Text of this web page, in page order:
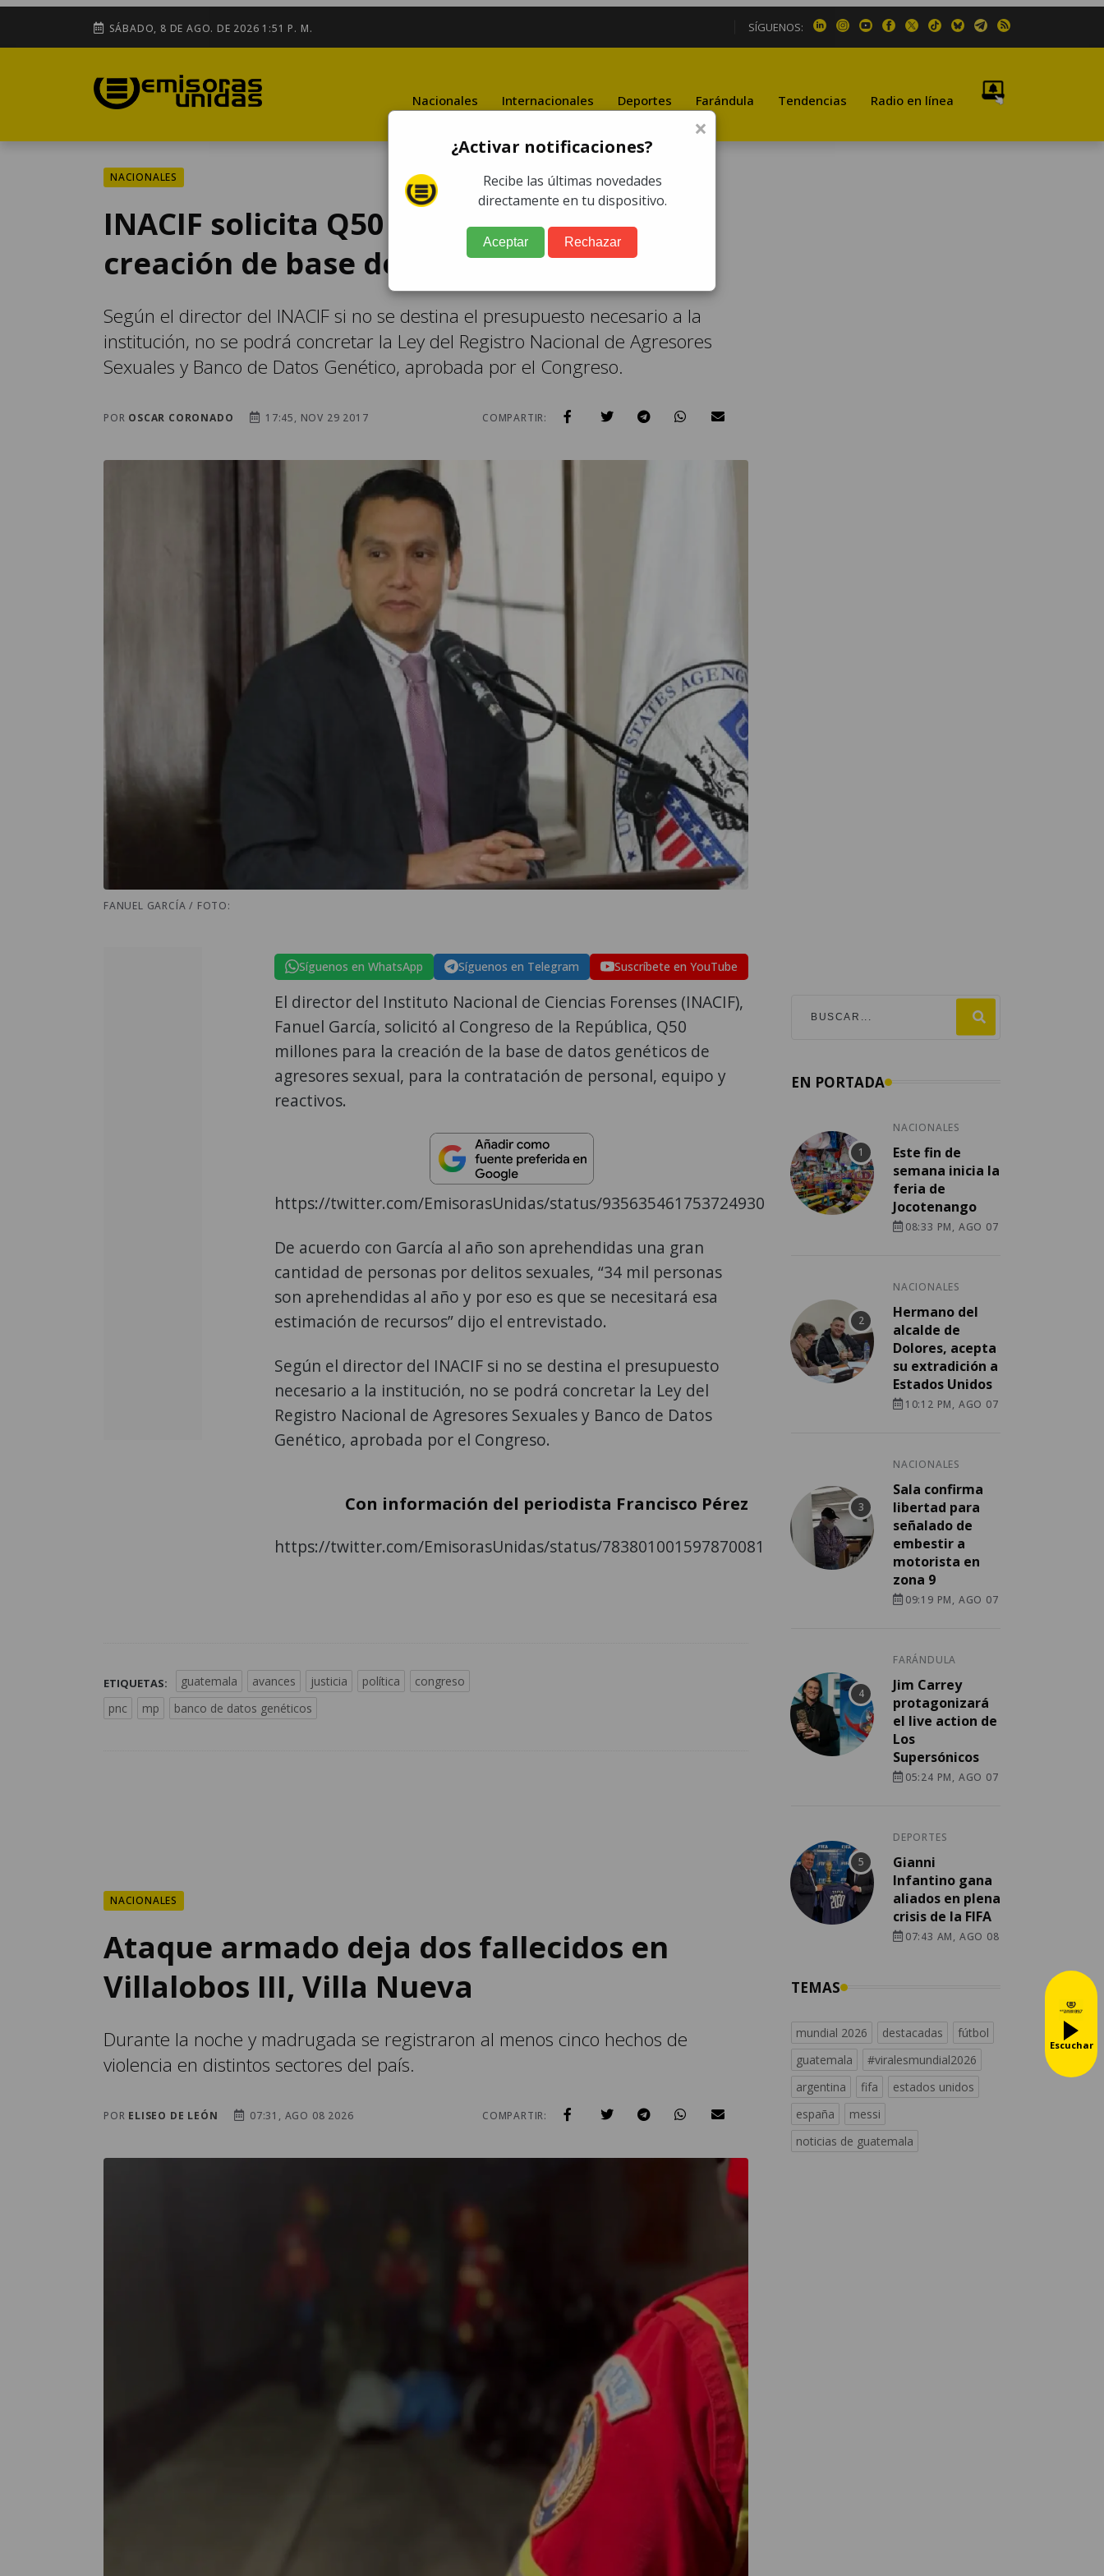
SÁBADO, 8 DE AGO. DE 2026 1:51 P. M. SÍGUENOS:
Nacionales Internacionales Deportes Farándula Tendencias Radio en línea
NACIONALES
INACIF solicita Q50 millones para la
creación de base de datos genéticos
Según el director del INACIF si no se destina el presupuesto necesario a la
institución, no se podrá concretar la Ley del Registro Nacional de Agresores
Sexuales y Banco de Datos Genético, aprobada por el Congreso.
POR OSCAR CORONADO 17:45, NOV 29 2017 COMPARTIR:
FANUEL GARCÍA / FOTO:
Síguenos en WhatsApp Síguenos en Telegram Suscríbete en YouTube
El director del Instituto Nacional de Ciencias Forenses (INACIF),
Fanuel García, solicitó al Congreso de la República, Q50
millones para la creación de la base de datos genéticos de
agresores sexual, para la contratación de personal, equipo y
reactivos.
https://twitter.com/EmisorasUnidas/status/935635461753724930
De acuerdo con García al año son aprehendidas una gran
cantidad de personas por delitos sexuales, “34 mil personas
son aprehendidas al año y por eso es que se necesitará esa
estimación de recursos” dijo el entrevistado.
Según el director del INACIF si no se destina el presupuesto
necesario a la institución, no se podrá concretar la Ley del
Registro Nacional de Agresores Sexuales y Banco de Datos
Genético, aprobada por el Congreso.
Con información del periodista Francisco Pérez
https://twitter.com/EmisorasUnidas/status/783801001597870081
ETIQUETAS: guatemala avances justicia política
congreso
pnc
mp banco de datos genéticos
EN PORTADA
NACIONALES
Este fin de
semana inicia la
feria de
Jocotenango
08:33 PM, AGO 07
NACIONALES
Hermano del
alcalde de
Dolores, acepta
su extradición a
Estados Unidos
10:12 PM, AGO 07
NACIONALES
Sala confirma
libertad para
señalado de
embestir a
motorista en
zona 9
09:19 PM, AGO 07
FARÁNDULA
Jim Carrey
protagonizará
el live action de
Los
Supersónicos
05:24 PM, AGO 07
DEPORTES
Gianni
Infantino gana
aliados en plena
crisis de la FIFA
07:43 AM, AGO 08
TEMAS
mundial 2026 destacadas
fútbol
guatemala
#viralesmundial2026
argentina
fifa
estados unidos
españa
messi
noticias de guatemala
NACIONALES
Ataque armado deja dos fallecidos en
Villalobos III, Villa Nueva
Durante la noche y madrugada se registraron al menos cinco hechos de
violencia en distintos sectores del país.
POR ELISEO DE LEÓN 07:31, AGO 08 2026 COMPARTIR:
Escuchar
×
¿Activar notificaciones?
Recibe las últimas novedades
directamente en tu dispositivo.
Aceptar Rechazar